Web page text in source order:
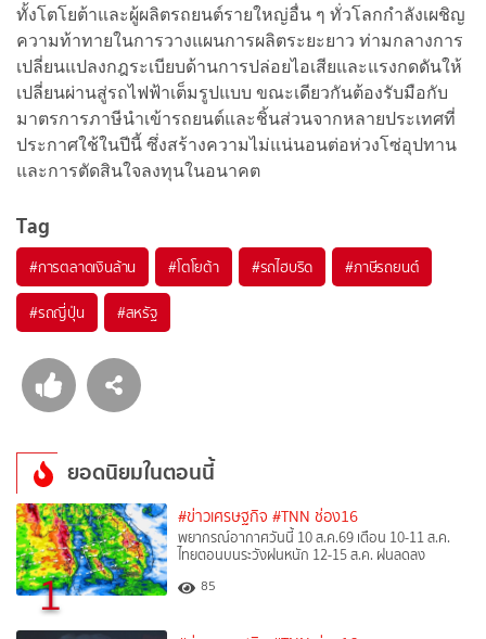
ทั้งโตโยต้าและผู้ผลิตรถยนต์รายใหญ่อื่น ๆ ทั่วโลกกำลังเผชิญ
ความท้าทายในการวางแผนการผลิตระยะยาว ท่ามกลางการ
เปลี่ยนแปลงกฎระเบียบด้านการปล่อยไอเสียและแรงกดดันให้
เปลี่ยนผ่านสู่รถไฟฟ้าเต็มรูปแบบ ขณะเดียวกันต้องรับมือกับ
มาตรการภาษีนำเข้ารถยนต์และชิ้นส่วนจากหลายประเทศที่
ประกาศใช้ในปีนี้ ซึ่งสร้างความไม่แน่นอนต่อห่วงโซ่อุปทาน
และการตัดสินใจลงทุนในอนาคต
Tag
#การตลาดเงินล้าน #โตโยต้า #รถไฮบริด #ภาษีรถยนต์
#รถญี่ปุ่น #สหรัฐ
ยอดนิยมในตอนนี้
1
#ข่าวเศรษฐกิจ #TNN ช่อง16
พยากรณ์อากาศวันนี้ 10 ส.ค.69 เตือน 10-11 ส.ค.
ไทยตอนบนระวังฝนหนัก 12-15 ส.ค. ฝนลดลง
85